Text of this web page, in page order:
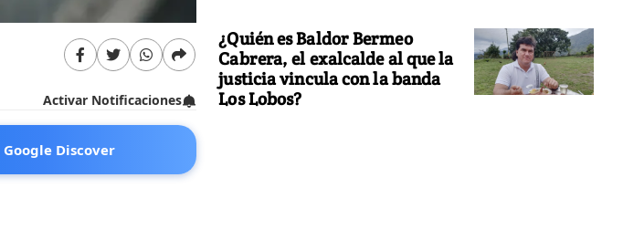
Activar Notificaciones
Discover
¿Quién es Baldor Bermeo
Cabrera, el exalcalde al que la
justicia vincula con la banda
Los Lobos?